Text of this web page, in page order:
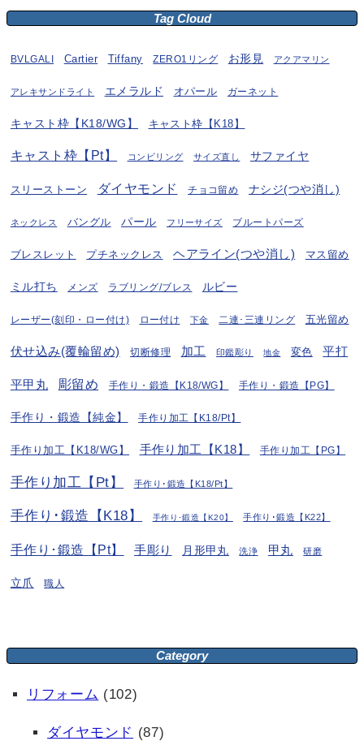
Tag Cloud
BVLGALI Cartier Tiffany ZERO1リング お形見 アクアマリン
アレキサンドライト エメラルド オパール ガーネット
キャスト枠【K18/WG】 キャスト枠【K18】
キャスト枠【Pt】 コンビリング サイズ直し サファイヤ
スリーストーン ダイヤモンド チョコ留め ナシジ(つや消し)
ネックレス バングル パール フリーサイズ ブルートパーズ
ブレスレット プチネックレス ヘアライン(つや消し) マス留め
ミル打ち メンズ ラブリング/ブレス ルビー
レーザー(刻印・ロー付け) ロー付け 下金 二連･三連リング 五光留め
伏せ込み(覆輪留め) 切断修理 加工 印鑑彫り 地金 変色 平打
平甲丸 彫留め 手作り・鍛造【K18/WG】 手作り・鍛造【PG】
手作り・鍛造【純金】 手作り加工【K18/Pt】
手作り加工【K18/WG】 手作り加工【K18】 手作り加工【PG】
手作り加工【Pt】 手作り･鍛造【K18/Pt】
手作り･鍛造【K18】 手作り･鍛造【K20】 手作り･鍛造【K22】
手作り･鍛造【Pt】 手彫り 月形甲丸 洗浄 甲丸 研磨
立爪 職人
Category
リフォーム (102)
ダイヤモンド (87)